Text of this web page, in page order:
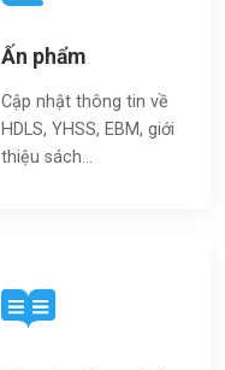
Ấn phẩm
Cập nhật thông tin về
HDLS, YHSS, EBM, giới
thiệu sách…